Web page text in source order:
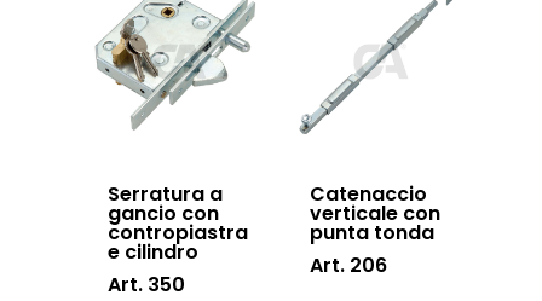
Serratura a
gancio con
contropiastra
e cilindro
Art. 350
Catenaccio
verticale con
punta tonda
Art. 206
Inox